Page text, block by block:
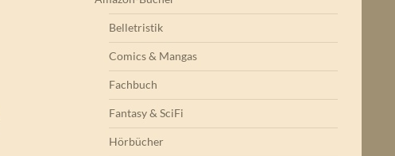
Belletristik
Comics & Mangas
Fachbuch
Fantasy & SciFi
Hörbücher